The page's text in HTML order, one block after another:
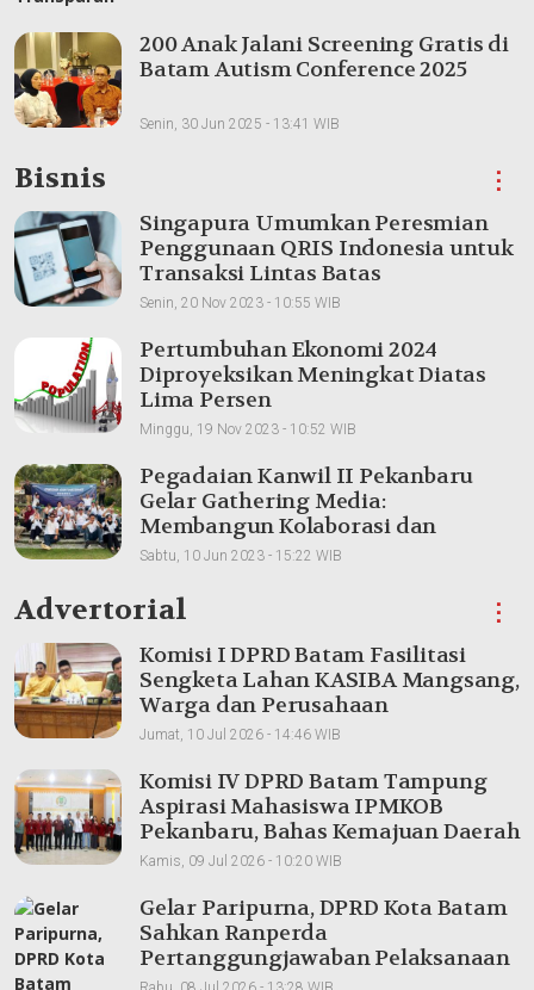
200 Anak Jalani Screening Gratis di
Batam Autism Conference 2025
Senin, 30 Jun 2025 - 13:41 WIB
Bisnis ⋮
Singapura Umumkan Peresmian
Penggunaan QRIS Indonesia untuk
Transaksi Lintas Batas
Senin, 20 Nov 2023 - 10:55 WIB
Pertumbuhan Ekonomi 2024
Diproyeksikan Meningkat Diatas
Lima Persen
Minggu, 19 Nov 2023 - 10:52 WIB
Pegadaian Kanwil II Pekanbaru
Gelar Gathering Media:
Membangun Kolaborasi dan
Meningkatkan Pemahaman Produk
Sabtu, 10 Jun 2023 - 15:22 WIB
Advertorial ⋮
Komisi I DPRD Batam Fasilitasi
Sengketa Lahan KASIBA Mangsang,
Warga dan Perusahaan
Dipertemukan
Jumat, 10 Jul 2026 - 14:46 WIB
Komisi IV DPRD Batam Tampung
Aspirasi Mahasiswa IPMKOB
Pekanbaru, Bahas Kemajuan Daerah
Kamis, 09 Jul 2026 - 10:20 WIB
Gelar Paripurna, DPRD Kota Batam
Sahkan Ranperda
Pertanggungjawaban Pelaksanaan
APBD 2025